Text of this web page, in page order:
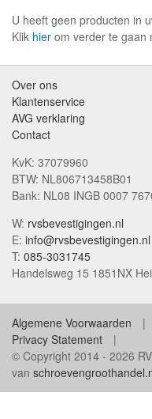
U heeft geen producten in
Klik hier om verder te gaan
Over ons
Klantenservice
AVG verklaring
Contact
KvK: 37079960
BTW: NL806713458B01
Bank: NL08 INGB 0007
W: rvsbevestigingen.nl
E: info@rvsbevestigingen.nl
T: 085-3031745
Handelsweg 15 1851NX
Algemene Voorwaarden
Privacy Statement
© Copyright 2014 - 2026
van